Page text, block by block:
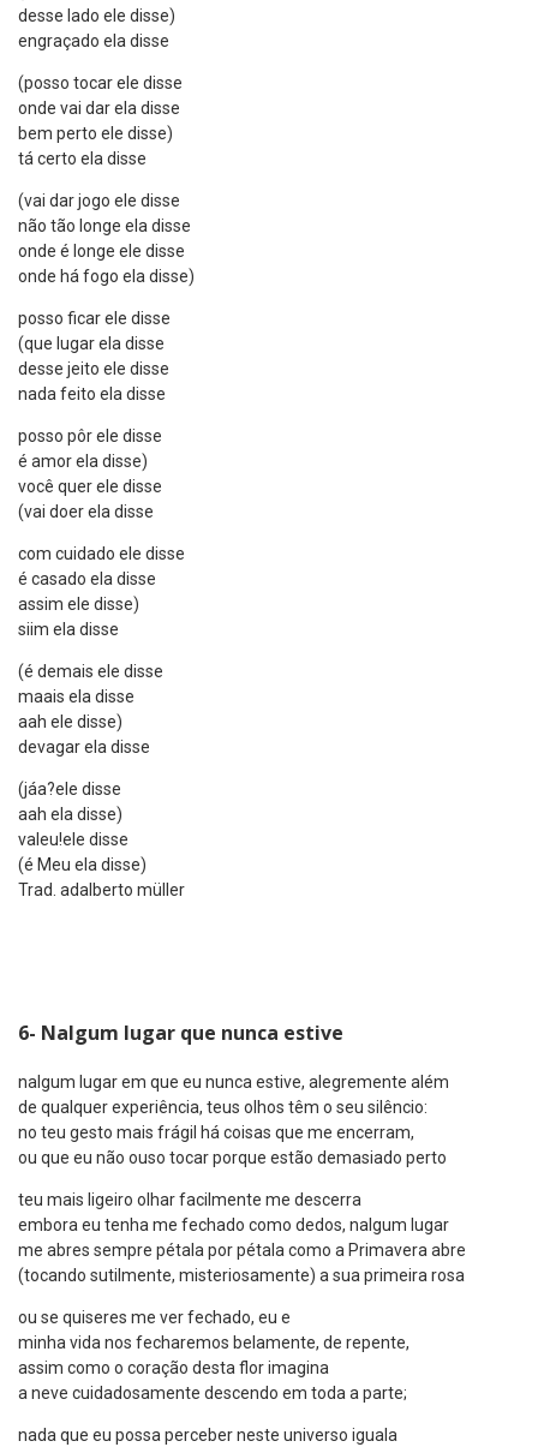
desse lado ele disse)
engraçado ela disse
(posso tocar ele disse
onde vai dar ela disse
bem perto ele disse)
tá certo ela disse
(vai dar jogo ele disse
não tão longe ela disse
onde é longe ele disse
onde há fogo ela disse)
posso ficar ele disse
(que lugar ela disse
desse jeito ele disse
nada feito ela disse
posso pôr ele disse
é amor ela disse)
você quer ele disse
(vai doer ela disse
com cuidado ele disse
é casado ela disse
assim ele disse)
siim ela disse
(é demais ele disse
maais ela disse
aah ele disse)
devagar ela disse
(jáa?ele disse
aah ela disse)
valeu!ele disse
(é Meu ela disse)
Trad. adalberto müller
6- Nalgum lugar que nunca estive
nalgum lugar em que eu nunca estive, alegremente além
de qualquer experiência, teus olhos têm o seu silêncio:
no teu gesto mais frágil há coisas que me encerram,
ou que eu não ouso tocar porque estão demasiado perto
teu mais ligeiro olhar facilmente me descerra
embora eu tenha me fechado como dedos, nalgum lugar
me abres sempre pétala por pétala como a Primavera abre
(tocando sutilmente, misteriosamente) a sua primeira rosa
ou se quiseres me ver fechado, eu e
minha vida nos fecharemos belamente, de repente,
assim como o coração desta flor imagina
a neve cuidadosamente descendo em toda a parte;
nada que eu possa perceber neste universo iguala